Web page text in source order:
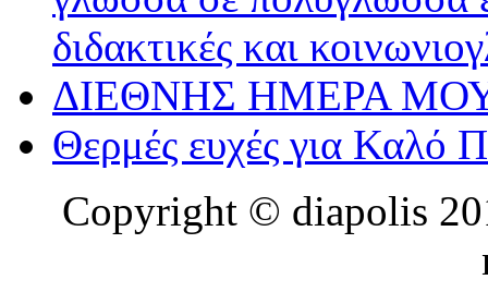
διδακτικές και
ΔΙΕΘΝΗΣ ΗΜΕΡΑ
Θερμές ευχές για Καλό
Copyright © diapolis